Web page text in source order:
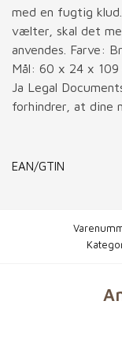
med en fugtig
vælter, skal det
anvendes. Farve:
Mål: 60 x 24 x
Ja Legal
forhindrer, at dine
EAN/GTIN